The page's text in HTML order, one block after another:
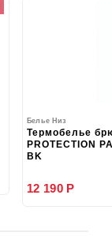
Белье Низ
Термобелье
PROTECTION
BK
12 190 Р